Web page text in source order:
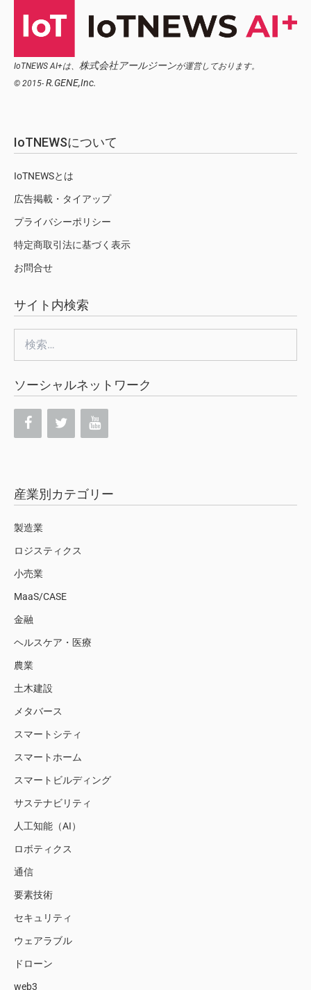
IoTNEWS AI+は、 株式会社アールジーンが運営しております。
© 2015- R.GENE,Inc.
IoTNEWSについて
IoTNEWSとは
広告掲載・タイアップ
プライバシーポリシー
特定商取引法に基づく表示
お問合せ
サイト内検索
索:
ソーシャルネットワーク
産業別カテゴリー
製造業
ロジスティクス
小売業
MaaS/CASE
金融
ヘルスケア・医療
農業
土木建設
メタバース
スマートシティ
スマートホーム
スマートビルディング
サステナビリティ
人工知能（AI）
ロボティクス
通信
要素技術
セキュリティ
ウェアラブル
ドローン
web3